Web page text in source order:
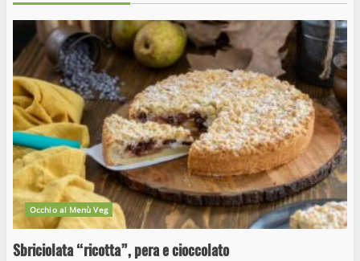
Occhio al Menù Veg
Sbriciolata “ricotta”, pera e cioccolato